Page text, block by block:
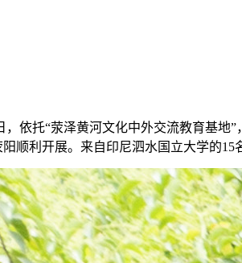
依托“荥泽黄河文化中外交流教育基地
顺利开展。来自印尼泗水国立大学的15